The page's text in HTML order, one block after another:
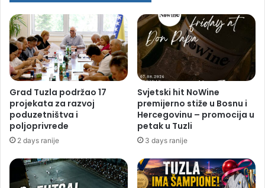
Grad Tuzla podržao 17
projekata za razvoj
poduzetništva i
poljoprivrede
2 days ranije
Svjetski hit NoWine
premijerno stiže u Bosnu i
Hercegovinu – promocija u
petak u Tuzli
3 days ranije